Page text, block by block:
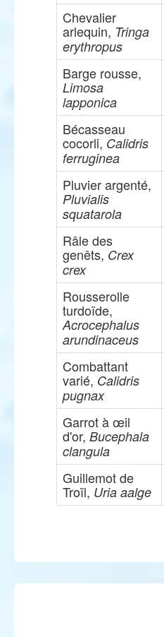
Chevalier
arlequin, Tringa
erythropus
Barge rousse,
Limosa
lapponica
Bécasseau
cocorli, Calidris
ferruginea
Pluvier argenté,
Pluvialis
squatarola
Râle des
genêts, Crex
crex
Rousserolle
turdoïde,
Acrocephalus
arundinaceus
Combattant
varié, Calidris
pugnax
Garrot à œil
d'or, Bucephala
clangula
Guillemot de
Troïl, Uria aalge